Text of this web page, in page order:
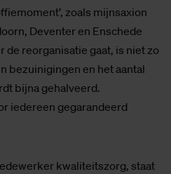
zoals mijnsaxion
Deventer en Enschede
de reorganisatie gaat, is niet zo
bezuinigingen en het aantal
bijna gehalveerd.
iedereen gegarandeerd
kwaliteitszorg, staat